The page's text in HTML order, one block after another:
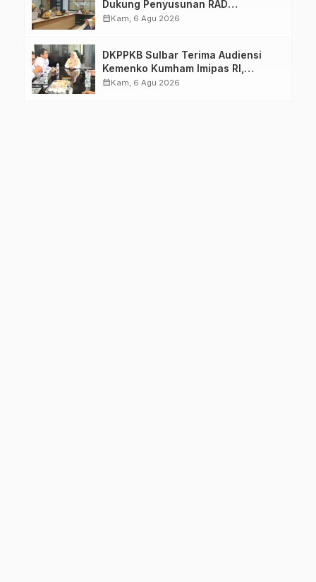
Dukung Penyusunan RAD
TPB/SDGs Sulawesi Barat
calendar_monthKam, 6 Agu 2026
DKPPKB Sulbar Terima Audiensi
Kemenko Kumham Imipas RI,
Perkuat Pelayanan Kesehatan bagi
calendar_monthKam, 6 Agu 2026